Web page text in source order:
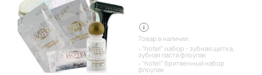
Товар в наличии:
"hotel" набор - зубная щетка,
зубная паста флоупак
"hotel" бритвенный набор
флоупак